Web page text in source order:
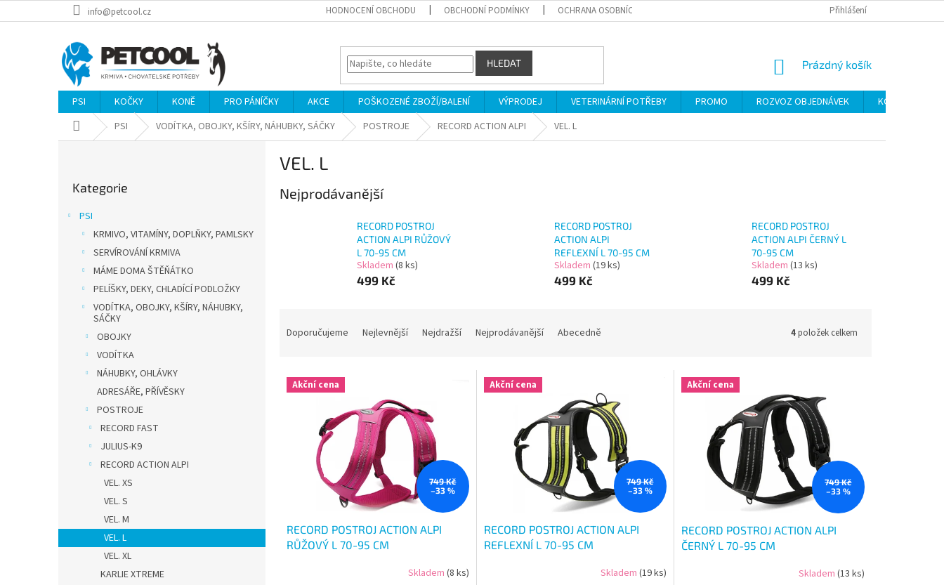
na
info@petcool.cz HODNOCENÍ OBCHODU OBCHODNÍ PODMÍNKY OCHRANA OSOBNÍCH ÚDAJŮ Přihlášení
HLEDAT
NÁKUPNÍ
Prázdný košík
PSI KOČKY KONĚ PRO PÁNÍČKY AKCE POŠKOZENÉ ZBOŽÍ/BALENÍ VÝPRODEJ VETERINÁRNÍ POTŘEBY PROMO ROZVOZ OBJEDNÁVEK
KONTAKTY
Domů PSI VODÍTKA, OBOJKY, KŠÍRY, NÁHUBKY, SÁČKY POSTROJE RECORD ACTION ALPI VEL. L
kategorie
Kategorie
PSI
KRMIVO, VITAMÍNY, DOPLŇKY, PAMLSKY
SERVÍROVÁNÍ KRMIVA
MÁME DOMA ŠTĚŇÁTKO
PELÍŠKY, DEKY, CHLADÍCÍ PODLOŽKY
VODÍTKA, OBOJKY, KŠÍRY, NÁHUBKY,
SÁČKY
OBOJKY
VODÍTKA
NÁHUBKY, OHLÁVKY
ADRESÁŘE, PŘÍVĚSKY
POSTROJE
RECORD FAST
JULIUS-K9
RECORD ACTION ALPI
VEL. XS
VEL. S
VEL. M
VEL. L
VEL. XL
KARLIE XTREME
VEL. L
Nejprodávanější
RECORD POSTROJ
ACTION ALPI RŮŽOVÝ
L 70-95 CM
Skladem (8 ks)
499 Kč
RECORD POSTROJ
ACTION ALPI
REFLEXNÍ L 70-95 CM
Skladem (19 ks)
499 Kč
RECORD POSTROJ
ACTION ALPI ČERNÝ L
70-95 CM
Skladem (13 ks)
499 Kč
n
Doporučujeme Nejlevnější Nejdražší Nejprodávanější Abecedně 4položek celkem
V Akční cena
749 Kč
–33 %
RECORD POSTROJ ACTION ALPI
RŮŽOVÝ L 70-95 CM
Skladem (8 ks)
Akční cena
749 Kč
–33 %
RECORD POSTROJ ACTION ALPI
REFLEXNÍ L 70-95 CM
Skladem (19 ks)
Akční cena
749 Kč
–33 %
RECORD POSTROJ ACTION ALPI
ČERNÝ L 70-95 CM
Skladem (13 ks)